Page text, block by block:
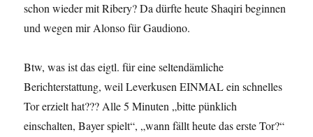
schon wieder mit Ribery? Da dürfte heute Shaqiri beginnen
und wegen mir Alonso für Gaudiono.
Btw, was ist das eigtl. für eine seltendämliche
Berichterstattung, weil Leverkusen EINMAL ein schnelles
Tor erzielt hat??? Alle 5 Minuten „bitte pünklich
einschalten, Bayer spielt“, „wann fällt heute das erste Tor?“